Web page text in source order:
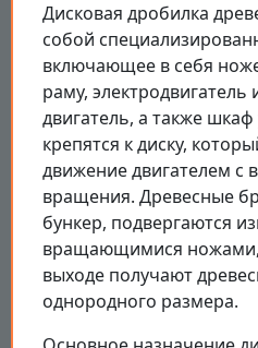
Дисковая дробилка
собой
включающее в себя
раму,
двигатель, а также
крепятся к диску,
движение двигателем с
вращения. Древесные
бункер, подвергаются
вращающимися ножами,
выходе получают
однородного размера.